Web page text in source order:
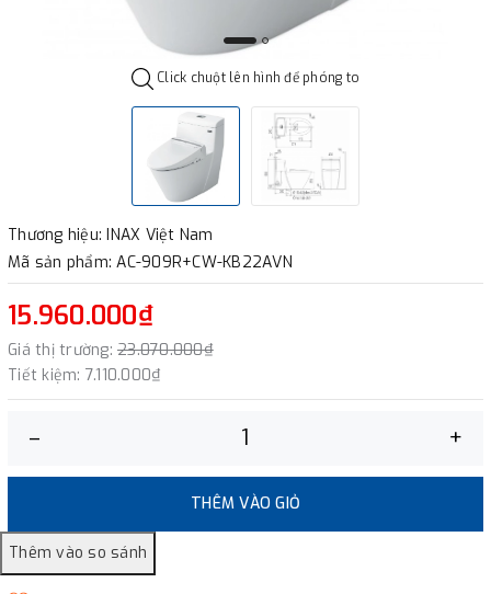
Click chuột lên hình để phóng to
Thương hiệu: INAX Việt Nam
Mã sản phẩm: AC-909R+CW-KB22AVN
15.960.000₫
Giá thị trường: 23.070.000₫
Tiết kiệm: 7.110.000₫
– +
THÊM VÀO GIỎ